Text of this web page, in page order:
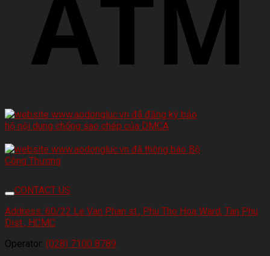
CONTACT US
Address: 60/22 Le Van Phan st., Phu Tho Hoa Ward, Tan Phu
Dist., HCMC
Operator: (028) 7100 8789